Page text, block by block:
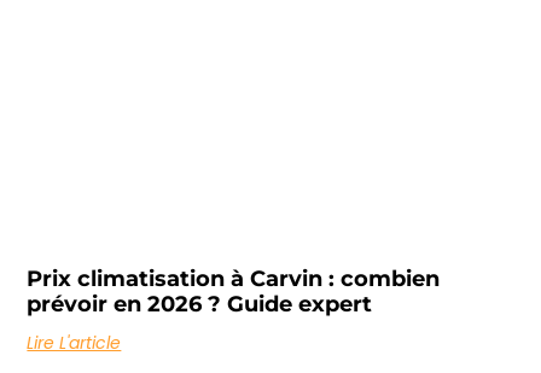
Prix climatisation à Carvin : combien
prévoir en 2026 ? Guide expert
Lire L'article